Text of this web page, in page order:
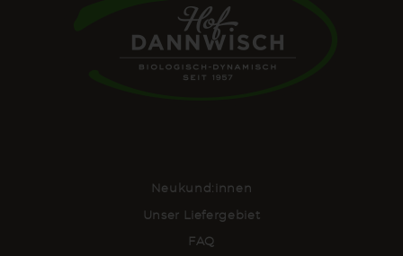
Neukund:innen
Unser Liefergebiet
FAQ